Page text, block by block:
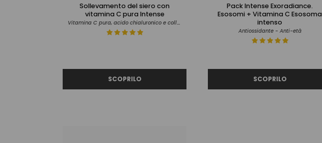
Sollevamento del siero con
vitamina C pura Intense
Vitamina C pura, acido chialuronico e collagene
Pack Intense Exoradiance.
Esosomi + Vitamina C Esosoma
intenso
Antiossidante - Anti-età